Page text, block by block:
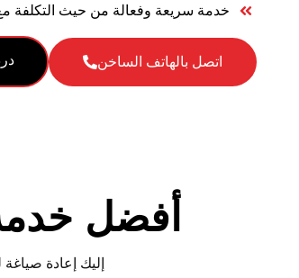
خدمة سريعة وفعالة من حيث التكلفة مع
اتصل بالهاتف الساخن
أفضل